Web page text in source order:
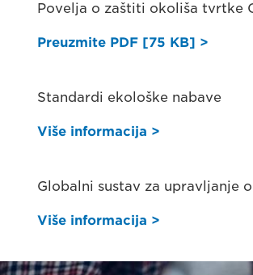
Povelja o zaštiti okoliša tvrtke
Preuzmite PDF [75 KB] >
Standardi ekološke nabave
Više informacija >
Globalni sustav za upravljanje
Više informacija >